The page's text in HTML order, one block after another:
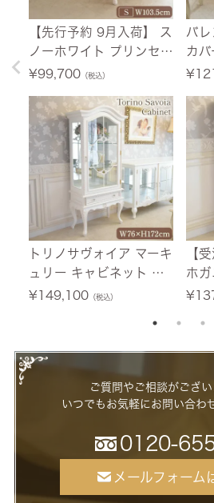
【先行予約 9月入荷】 ス
ノーホワイト プリンセス
シングルベッド ホワイト
設置サービス付】
¥99,700（税込）
トリノサヴォイア マーキ
ュリー キャビネット ホ
ワイト 幅76cm 【送料無
¥149,100（税込）
バ
カ
掛け
ス付
¥
【
ホ
幅
¥
ご質問やご相談がござい
いつでもお気軽にお問い合わ
0120-
メールフォーム